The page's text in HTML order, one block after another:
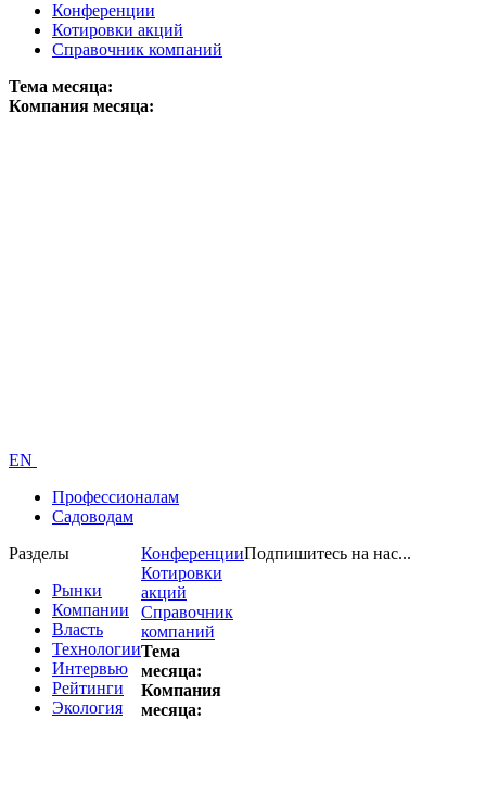
Конференции
Котировки акций
Справочник компаний
Тема месяца:
Компания месяца:
EN
Профессионалам
Садоводам
Разделы
Рынки
Компании
Власть
Технологии
Интервью
Рейтинги
Экология
Конференции
Котировки
акций
Справочник
компаний
Тема
месяца:
Компания
месяца:
Подпишитесь на нас...